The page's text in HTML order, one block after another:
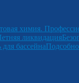
химия.
ликвидация
для бассейна